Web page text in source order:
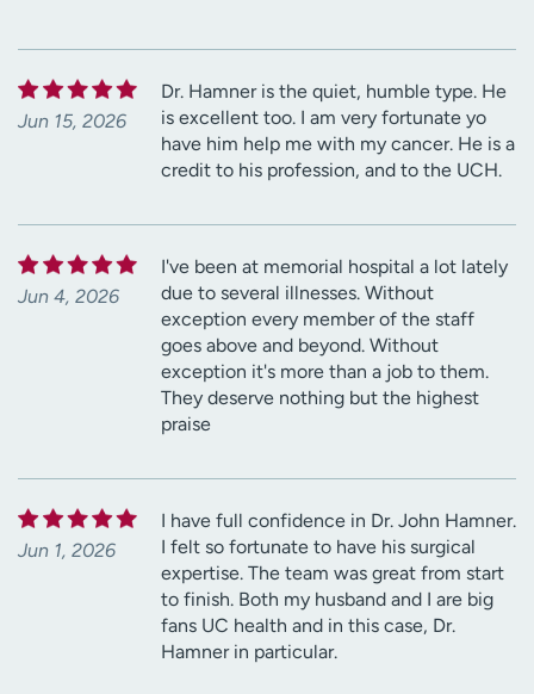
Jun 15, 2026
Dr. Hamner is the quiet, humble type. He
is excellent too. I am very fortunate yo
have him help me with my cancer. He is a
credit to his profession, and to the UCH.
Jun 4, 2026
I've been at memorial hospital a lot lately
due to several illnesses. Without
exception every member of the staff
goes above and beyond. Without
exception it's more than a job to them.
They deserve nothing but the highest
praise
Jun 1, 2026
I have full confidence in Dr. John Hamner.
I felt so fortunate to have his surgical
expertise. The team was great from start
to finish. Both my husband and I are big
fans UC health and in this case, Dr.
Hamner in particular.